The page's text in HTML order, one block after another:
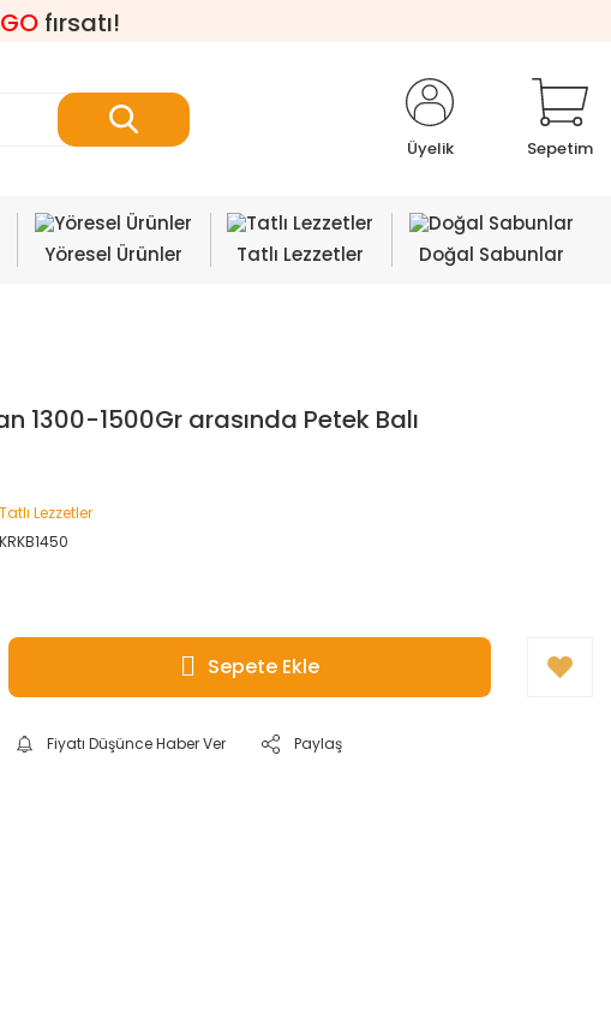
fırsatı!
Üyelik Sepetim
Yöresel Ürünler Tatlı Lezzetler Doğal Sabunlar
1300-1500Gr arasında Petek Balı
Tatlı Lezzetler
KRKB1450
Sepete Ekle
Fiyatı Düşünce Haber Ver Paylaş